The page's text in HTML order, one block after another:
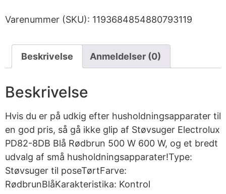
Varenummer (SKU): 1193684854880793119
Beskrivelse Anmeldelser (0)
Beskrivelse
Hvis du er på udkig efter husholdningsapparater til
en god pris, så gå ikke glip af Støvsuger Electrolux
PD82-8DB Blå Rødbrun 500 W 600 W, og et bredt
udvalg af små husholdningsapparater!Type:
Støvsuger til poseTørtFarve:
RødbrunBlåKarakteristika: Kontrol